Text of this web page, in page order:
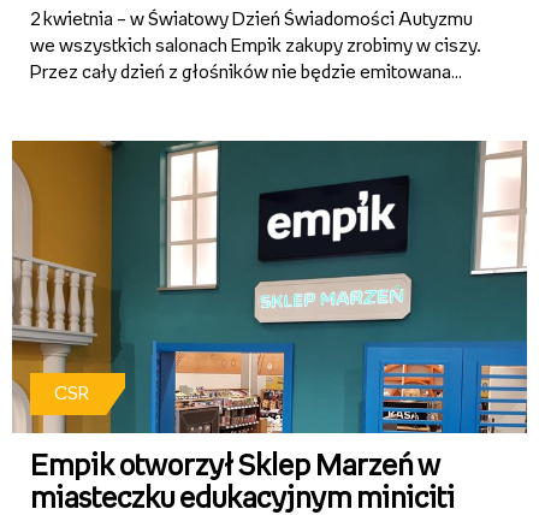
2 kwietnia – w Światowy Dzień Świadomości Autyzmu
we wszystkich salonach Empik zakupy zrobimy w ciszy.
Przez cały dzień z głośników nie będzie emitowana
pierwszeństwa obsługi. Ciche...
CSR
Empik otworzył Sklep Marzeń w
miasteczku edukacyjnym miniciti